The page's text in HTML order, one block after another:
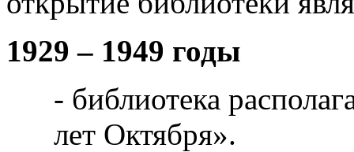
1929 – 1949 годы
- библиотека
лет Октября».